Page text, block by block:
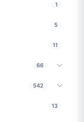
1
5
11
66
542
13